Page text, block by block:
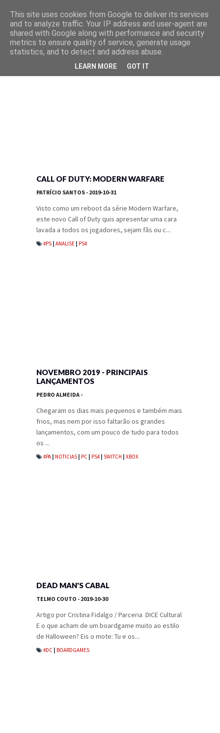
CALL OF DUTY: MODERN WARFARE
PATRÍCIO SANTOS - 2019-10-31
Visto como um reboot da série Modern Warfare,
este novo Call of Duty quis apresentar uma cara
lavada a todos os jogadores, sejam fãs ou c...
#PS ANALISE PS4
NOVEMBRO 2019 - PRINCIPAIS
LANÇAMENTOS
PEDRO ALMEIDA -
Chegaram os dias mais pequenos e também mais
frios, mas nem por isso faltarão os grandes
lançamentos, com um pouco de tudo para todos
os ...
#PA NOTICIAS PC PS4 SWITCH XBOX
DEAD MAN'S CABAL
TELMO COUTO - 2019-10-30
Artigo por Cristina Fidalgo / Parceria DICE Cultural
E o que acham de um boardgame muito ao estilo
de Halloween? Eis o mote: Tu e os...
#DC BOARDGAMES
This site uses cookies from Google to deliver its services
and to analyze traffic. Your IP address and user-agent are
shared with Google along with performance and security
metrics to ensure quality of service, generate usage
statistics, and to detect and address abuse.
LEARN MORE GOT IT